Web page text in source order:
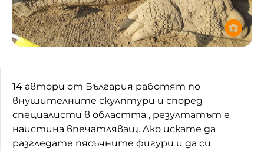
14 автори от България работят по
внушителните скулптури и според
специалисти в областта , резултатът е
наистина впечатляващ. Ако искате да
разгледате пясъчните фигури и да си